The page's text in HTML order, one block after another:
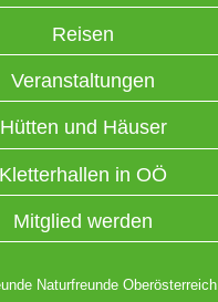
Reisen
Veranstaltungen
Hütten und Häuser
Kletterhallen in OÖ
Mitglied werden
Naturfreunde Oberösterreich